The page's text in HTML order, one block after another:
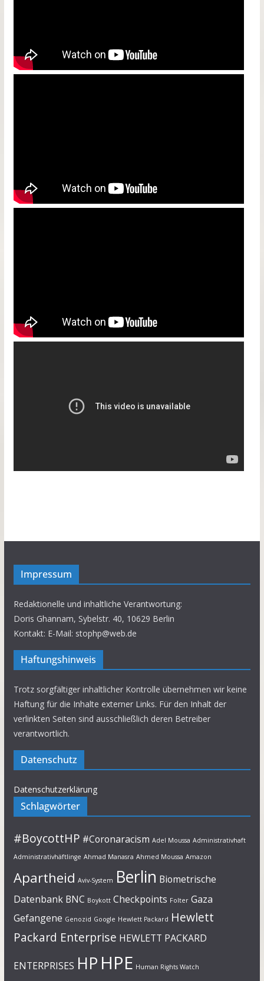
Impressum
Redaktionelle und inhaltliche Verantwortung:
Doris Ghannam, Sybelstr. 40, 10629 Berlin
Kontakt: E-Mail: stophp@web.de
Haftungshinweis
Trotz sorgfältiger inhaltlicher Kontrolle übernehmen wir keine
Haftung für die Inhalte externer Links. Für den Inhalt der
verlinkten Seiten sind ausschließlich deren Betreiber
verantwortlich.
Datenschutz
Datenschutzerklärung
Schlagwörter
#BoycottHP #Coronaracism Adel Moussa Administrativhaft
Administrativhäftlinge Ahmad Manasra Ahmed Moussa Amazon
Apartheid Aviv-System Berlin Biometrische
Datenbank BNC Boykott Checkpoints Folter Gaza
Gefangene Genozid Google Hewlett Packard Hewlett
Packard Enterprise HEWLETT PACKARD
ENTERPRISES HP HPE Human Rights Watch